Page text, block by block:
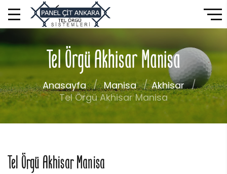
Tel Örgü Akhisar Manisa
Anasayfa Manisa
Akhisar
Tel Örgü Akhisar Manisa
Tel Örgü Akhisar Manisa